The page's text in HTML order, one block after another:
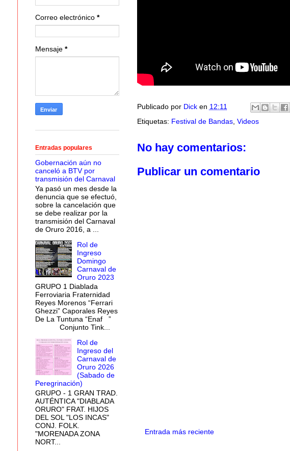
Publicado por Dick en 12:11
Etiquetas: Festival de Bandas, Videos
No hay comentarios:
Publicar un comentario
Entrada más reciente
Correo electrónico *
Mensaje *
Entradas populares
Gobernación aún no
canceló a BTV por
transmisión del Carnaval
Ya pasó un mes desde la
denuncia que se efectuó,
sobre la cancelación que
se debe realizar por la
transmisión del Carnaval
de Oruro 2016, a ...
Rol de
Ingreso
Domingo
Carnaval de
Oruro 2023
GRUPO 1 Diablada
Ferroviaria Fraternidad
Reyes Morenos “Ferrari
Ghezzi” Caporales Reyes
De La Tuntuna “Enaf ”
Conjunto Tink...
Rol de
Ingreso del
Carnaval de
Oruro 2026
(Sabado de
Peregrinación)
GRUPO - 1 GRAN TRAD.
AUTÉNTICA "DIABLADA
ORURO" FRAT. HIJOS
DEL SOL "LOS INCAS"
CONJ. FOLK.
"MORENADA ZONA
NORT...